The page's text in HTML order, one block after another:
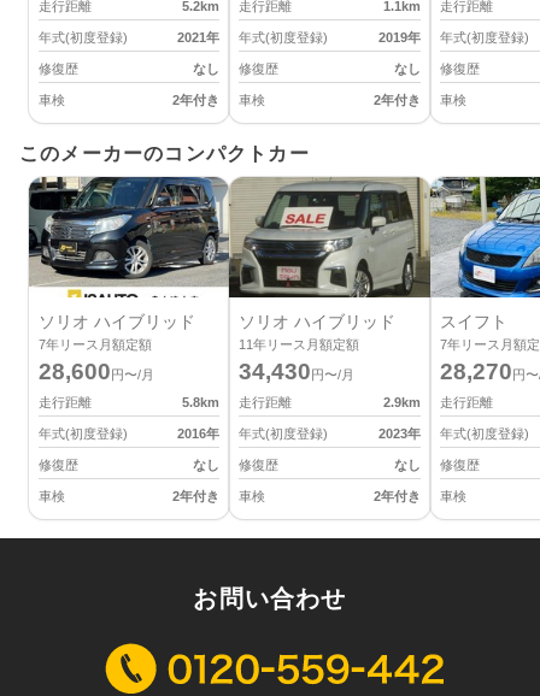
走行距離
5.2km
年式(初度登録) 2021年
修復歴 なし
車検 2年付き
走行距離
1.1km
年式(初度登録) 2019年
修復歴 なし
車検 2年付き
走行距離
年式(初度登録)
修復歴
車検
このメーカーのコンパクトカー
ソリオ ハイブリッド
7年リース月額定額
28,600円〜/月
走行距離
5.8km
年式(初度登録) 2016年
修復歴 なし
車検 2年付き
ソリオ ハイブリッド
11年リース月額定額
34,430円〜/月
走行距離
2.9km
年式(初度登録) 2023年
修復歴 なし
車検 2年付き
スイフト
7年リース月額
28,270円
走行距離
年式(初度登録)
修復歴
車検
お問い合わせ